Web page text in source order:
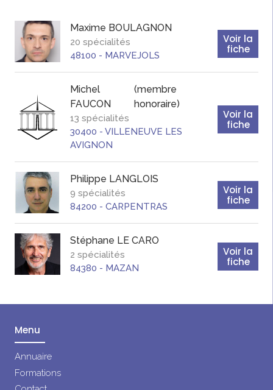
Maxime BOULAGNON
20 spécialités
48100 - MARVEJOLS
Voir la
fiche
Michel
FAUCON
(membre
honoraire)
13 spécialités
30400 - VILLENEUVE LES
AVIGNON
Voir la
fiche
Philippe LANGLOIS
9 spécialités
84200 - CARPENTRAS
Voir la
fiche
Stéphane LE CARO
2 spécialités
84380 - MAZAN
Voir la
fiche
Menu
Annuaire
Formations